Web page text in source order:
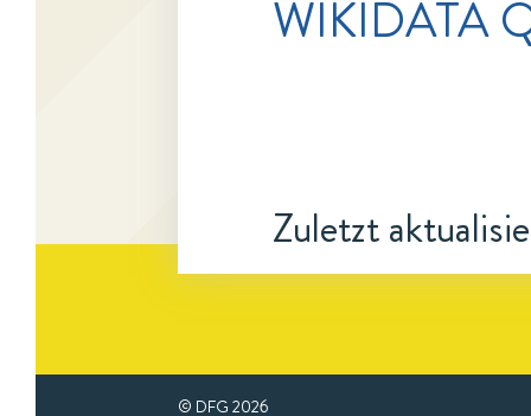
WIKIDATA
Zuletzt
© DFG 2026